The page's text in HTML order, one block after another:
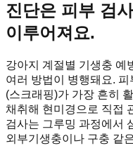
진단은 피부 검
이루어져요.
강아지 계절별 기생충 예
여러 방법이 병행돼요.
(스크래핑)가 가장 흔히
채취해 현미경으로 직접
검사는 그루밍 과정에서
외부기생충이나 구충 같